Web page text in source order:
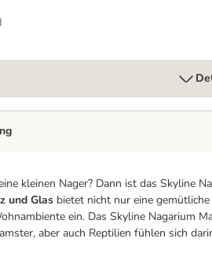
kleinen Nager? Dann ist das Skyline
und Glas bietet nicht nur eine
ein. Das Skyline Nagarium
aber auch Reptilien fühlen sich